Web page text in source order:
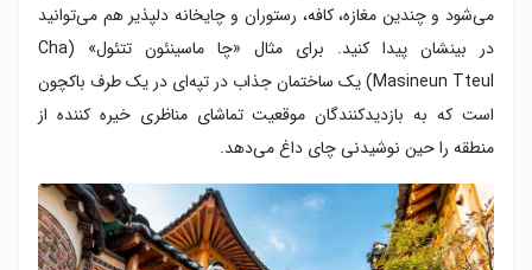
می‌شود و چندین مغازه، کافه، رستوران و چایخانه دلپذیر هم می‌توانید
در بینشان پیدا کنید. برای مثال «چا ماسینئون تتئول» (Cha
Masineun Tteul) یک ساختمان جذاب در تپه‌ای در یک طرف باکچون
است که به بازدیدکنندگان موقعیت تماشای مناظری خیره کننده از
منطقه را حین نوشیدنی چای داغ می‌دهد.